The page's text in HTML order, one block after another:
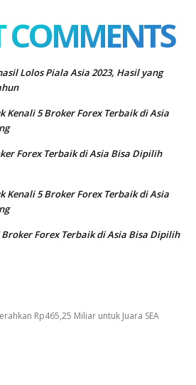
COMMENTS
Lolos Piala Asia 2023, Hasil yang
Kenali 5 Broker Forex Terbaik di Asia
Forex Terbaik di Asia Bisa Dipilih
Kenali 5 Broker Forex Terbaik di Asia
Broker Forex Terbaik di Asia Bisa Dipilih